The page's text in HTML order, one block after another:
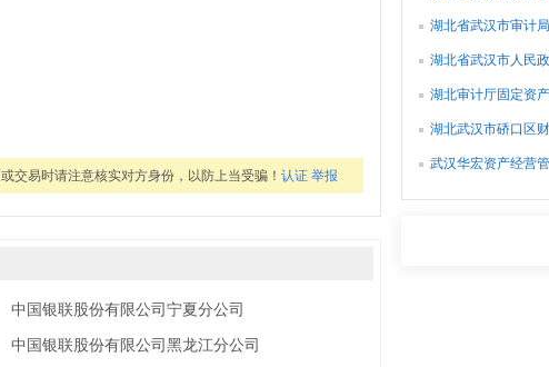
交易时请注意核实对方身份，以防上当受骗！ 认证 举报
中国银联股份有限公司宁夏分公司
中国银联股份有限公司黑龙江分公司
湖北省武汉市审计
湖北省武汉市人民
湖北审计厅固定资
湖北武汉市硚口区
武汉华宏资产经营